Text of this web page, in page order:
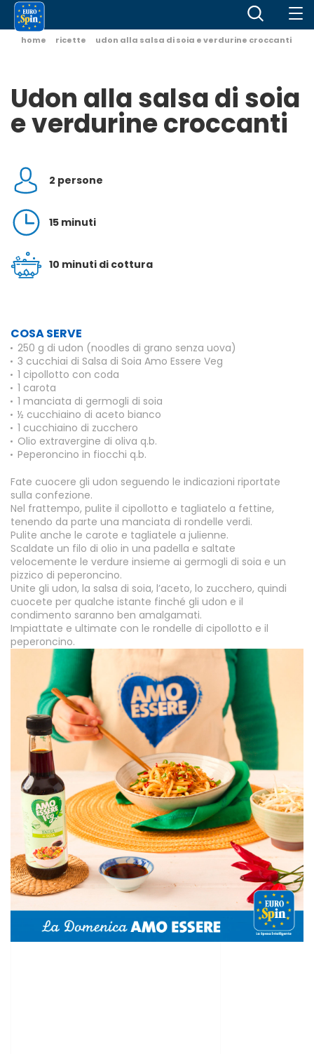
home ricette udon alla salsa di soia e verdurine croccanti
Udon alla salsa di soia
e verdurine croccanti
2 persone
15 minuti
10 minuti di cottura
COSA SERVE
250 g di udon (noodles di grano senza uova)
3 cucchiai di Salsa di Soia Amo Essere Veg
1 cipollotto con coda
1 carota
1 manciata di germogli di soia
½ cucchiaino di aceto bianco
1 cucchiaino di zucchero
Olio extravergine di oliva q.b.
Peperoncino in fiocchi q.b.
Fate cuocere gli udon seguendo le indicazioni riportate
sulla confezione.
Nel frattempo, pulite il cipollotto e tagliatelo a fettine,
tenendo da parte una manciata di rondelle verdi.
Pulite anche le carote e tagliatele a julienne.
Scaldate un filo di olio in una padella e saltate
velocemente le verdure insieme ai germogli di soia e un
pizzico di peperoncino.
Unite gli udon, la salsa di soia, l’aceto, lo zucchero, quindi
cuocete per qualche istante finché gli udon e il
condimento saranno ben amalgamati.
Impiattate e ultimate con le rondelle di cipollotto e il
peperoncino.